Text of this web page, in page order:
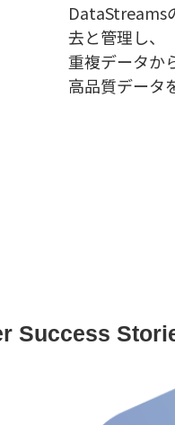
DataStreams
去と管理し、
重複データか
高品質データ
Success